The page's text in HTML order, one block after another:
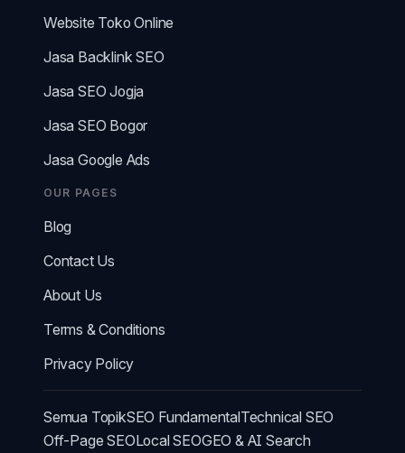
Website Toko Online
Jasa Backlink SEO
Jasa SEO Jogja
Jasa SEO Bogor
Jasa Google Ads
OUR PAGES
Blog
Contact Us
About Us
Terms & Conditions
Privacy Policy
Semua TopikSEO FundamentalTechnical SEO
Off-Page SEOLocal SEOGEO & AI Search